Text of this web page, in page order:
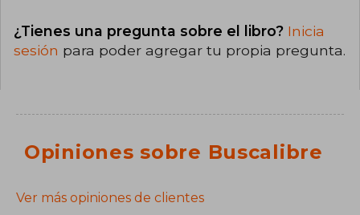
¿Tienes una pregunta sobre el libro? Inicia
sesión para poder agregar tu propia pregunta.
Opiniones sobre Buscalibre
Ver más opiniones de clientes